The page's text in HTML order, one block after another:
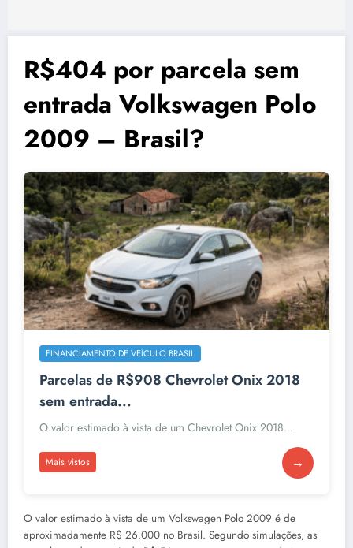
R$404 por parcela sem
entrada Volkswagen Polo
2009 – Brasil?
FINANCIAMENTO DE VEÍCULO BRASIL
Parcelas de R$908 Chevrolet Onix 2018
sem entrada...
O valor estimado à vista de um Chevrolet Onix 2018...
Mais vistos →
O valor estimado à vista de um Volkswagen Polo 2009 é de
aproximadamente R$ 26.000 no Brasil. Segundo simulações, as